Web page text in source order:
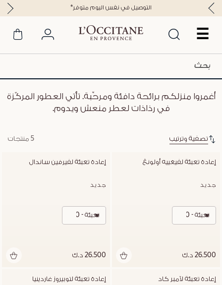
☰
*التوصيل في نفس اليوم متوفر
أغمروا منزلكم برائحة دافئة ومرحِّبة. تأتي العطور المركّزة
في رذاذات لعطر منعش ويدوم.
تصفية وترتيب 5 منتجات
إعادة تعبئة لفيغييه أولونغ
جديد
تعبئة - 300 مل
26.500 د.ك
إعادة تعبئة لفيرفين ساندال
جديد
تعبئة - 300 مل
26.500 د.ك
إعادة تعبئة لآمبر كاد إعادة تعبئة لتوبيروز غاردينيا